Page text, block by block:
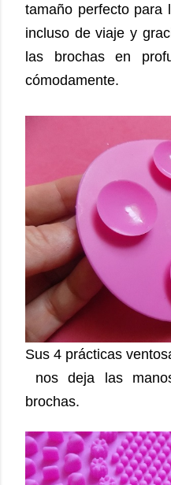
tamaño perfecto para
incluso de viaje y
las brochas en
cómodamente.
Sus 4 prácticas
nos deja las
brochas.